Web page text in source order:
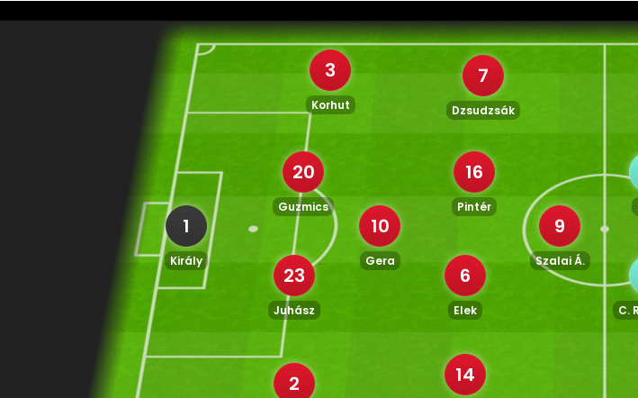
1
Király
2
23
Juhász
20
Guzmics
3
Korhut
10
Gera
14
6
Elek
16
Pintér
7
Dzsudzsák
9
Szalai Á.
C.